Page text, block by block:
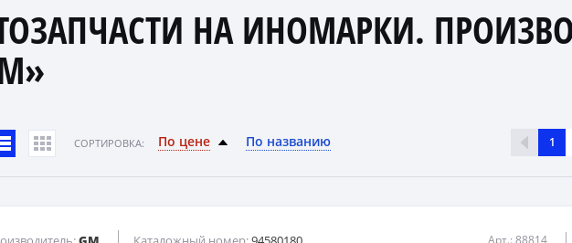
НА ИНОМАРКИ.
CОРТИРОВКА: По цене По названию 1
Арт.: 88814